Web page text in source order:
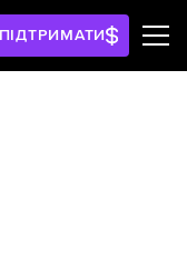
ПІДТРИМАТИ